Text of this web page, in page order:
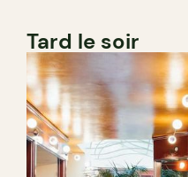
Tard le soir